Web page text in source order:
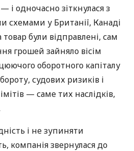
і одночасно зіткнулася з
схемами у Британії, Канаді
були відправлені, сам
грошей зайняло вісім
оборотного капіталу
судових ризиків і
— саме тих наслідків,
і не зупиняти
компанія звернулася до